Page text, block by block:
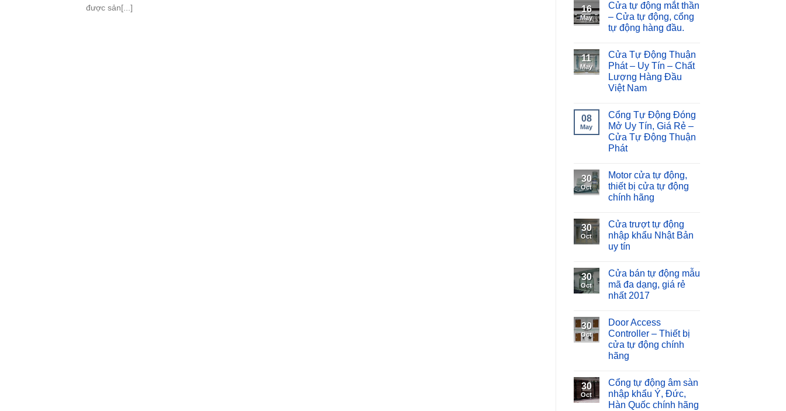
được sản[...]
16
May
Cửa tự động mắt thần
– Cửa tự động, cổng
tự động hàng đầu.
11
May
Cửa Tự Động Thuận
Phát – Uy Tín – Chất
Lượng Hàng Đầu
Việt Nam
08
May
Cổng Tự Động Đóng
Mở Uy Tín, Giá Rẻ –
Cửa Tự Động Thuận
Phát
30
Oct
Motor cửa tự động,
thiết bị cửa tự động
chính hãng
30
Oct
Cửa trượt tự động
nhập khẩu Nhật Bản
uy tín
30
Oct
Cửa bán tự động mẫu
mã đa dạng, giá rẻ
nhất 2017
30
Oct
Door Access
Controller – Thiết bị
cửa tự động chính
hãng
30
Oct
Cổng tự động âm sàn
nhập khẩu Ý, Đức,
Hàn Quốc chính hãng